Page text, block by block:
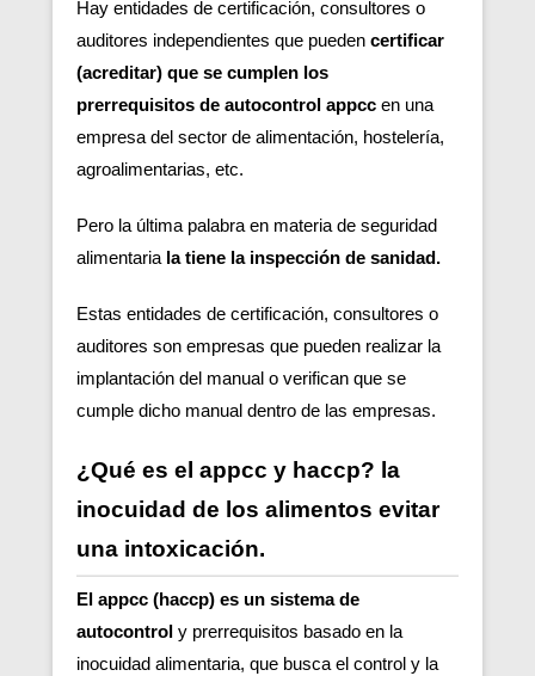
Hay entidades de certificación, consultores o
auditores independientes que pueden certificar
(acreditar) que se cumplen los
prerrequisitos de autocontrol appcc en una
empresa del sector de alimentación, hostelería,
agroalimentarias, etc.
Pero la última palabra en materia de seguridad
alimentaria la tiene la inspección de sanidad.
Estas entidades de certificación, consultores o
auditores son empresas que pueden realizar la
implantación del manual o verifican que se
cumple dicho manual dentro de las empresas.
¿Qué es el appcc y haccp? la
inocuidad de los alimentos evitar
una intoxicación.
El appcc (haccp) es un sistema de
autocontrol y prerrequisitos basado en la
inocuidad alimentaria, que busca el control y la